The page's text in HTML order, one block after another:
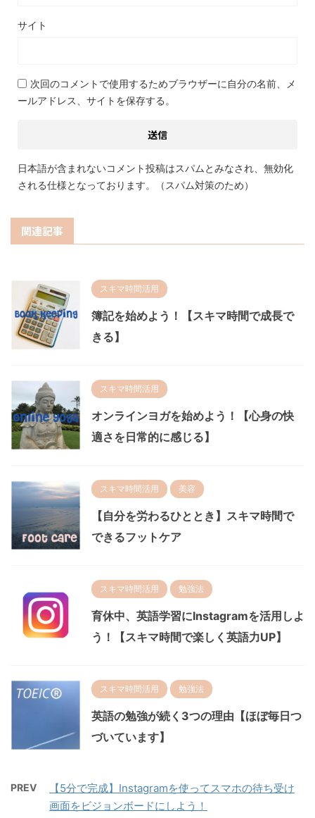
サイト
次回のコメントで使用するためブラウザーに自分の名前、メ
ールアドレス、サイトを保存する。
日本語が含まれないコメント投稿はスパムとみなされ、無効化
される仕様となっております。（スパム対策のため）
関連記事
スキマ時間活用
簿記を始めよう！【スキマ時間で成長で
きる】
スキマ時間活用
オンラインヨガを始めよう！【心身の快
適さを日常的に感じる】
スキマ時間活用 美容
【自分を労わるひととき】スキマ時間で
できるフットケア
スキマ時間活用 勉強法
育休中、英語学習にInstagramを活用しよ
う！【スキマ時間で楽しく英語力UP】
スキマ時間活用 勉強法
英語の勉強が続く3つの理由【ほぼ毎日つ
づいています】
PREV
【5分で完成】Instagramを使ってスマホの待ち受け
画面をビジョンボードにしよう！